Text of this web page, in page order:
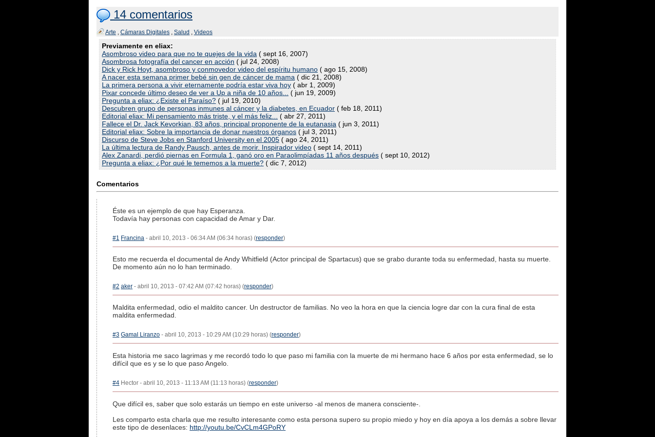
14 comentarios
Arte , Cámaras Digitales , Salud , Videos
Previamente en eliax:
Asombroso video para que no te quejes de la vida ( sept 16, 2007)
Asombrosa fotografía del cancer en acción ( jul 24, 2008)
Dick y Rick Hoyt, asombroso y conmovedor video del espíritu humano ( ago 15, 2008)
A nacer esta semana primer bebé sin gen de cáncer de mama ( dic 21, 2008)
La primera persona a vivir eternamente podría estar viva hoy ( abr 1, 2009)
Pixar concede último deseo de ver a Up a niña de 10 años...
( jun 19, 2009)
Pregunta a eliax: ¿Existe el Paraíso? ( jul 19, 2010)
Descubren grupo de personas inmunes al cáncer y la diabetes, en Ecuador ( feb 18, 2011)
Editorial eliax: Mi pensamiento más triste, y el más feliz...
( abr 27, 2011)
Fallece el Dr. Jack Kevorkian, 83 años, principal proponente de la eutanasia ( jun 3, 2011)
Editorial eliax: Sobre la importancia de donar nuestros órganos ( jul 3, 2011)
Discurso de Steve Jobs en Stanford University en el 2005 ( ago 24, 2011)
La última lectura de Randy Pausch, antes de morir. Inspirador video ( sept 14, 2011)
Alex Zanardi, perdió piernas en Formula 1, ganó oro en Paraolimpíadas 11 años después ( sept 10, 2012)
Pregunta a eliax: ¿Por qué le tememos a la muerte? ( dic 7, 2012)
Comentarios
Éste es un ejemplo de que hay Esperanza.
Todavía hay personas con capacidad de Amar y Dar.
#1 Francina - abril 10, 2013 - 06:34 AM (06:34 horas) (responder)
Esto me recuerda el documental de Andy Whitfield (Actor principal de Spartacus) que se grabo durante toda su enfermedad, hasta su muerte.
De momento aún no lo han terminado.
#2 aker - abril 10, 2013 - 07:42 AM (07:42 horas) (responder)
Maldita enfermedad, odio el maldito cancer. Un destructor de familias. No veo la hora en que la ciencia logre dar con la cura final de esta
maldita enfermedad.
#3 Gamal Liranzo - abril 10, 2013 - 10:29 AM (10:29 horas) (responder)
Esta historia me saco lagrimas y me recordó todo lo que paso mi familia con la muerte de mi hermano hace 6 años por esta enfermedad, se lo
difícil que es y se lo que paso Angelo.
#4 Hector - abril 10, 2013 - 11:13 AM (11:13 horas) (responder)
Que difícil es, saber que solo estarás un tiempo en este universo -al menos de manera consciente-.
Les comparto esta charla que me resulto interesante como esta persona supero su propio miedo y hoy en día apoya a los demás a sobre llevar
este tipo de desenlaces: http://youtu.be/CvCLm4GPoRY